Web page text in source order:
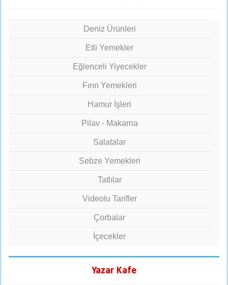
Deniz Ürünleri
Etli Yemekler
Eğlenceli Yiyecekler
Fırın Yemekleri
Hamur İşleri
Pilav - Makarna
Salatalar
Sebze Yemekleri
Tatlılar
Videolu Tarifler
Çorbalar
İçecekler
Yazar Kafe